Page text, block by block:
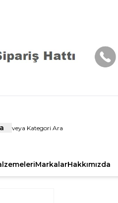
MarkalarHakkımızda